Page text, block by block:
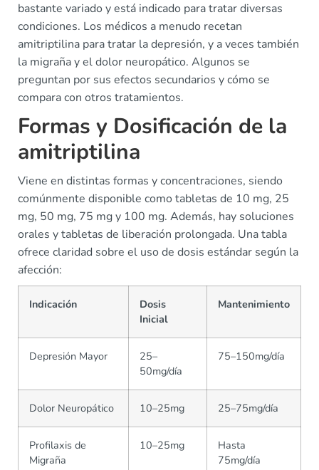
bastante variado y está indicado para tratar diversas
condiciones. Los médicos a menudo recetan
amitriptilina para tratar la depresión, y a veces también
la migraña y el dolor neuropático. Algunos se
preguntan por sus efectos secundarios y cómo se
compara con otros tratamientos.
Formas y Dosificación de la
amitriptilina
Viene en distintas formas y concentraciones, siendo
comúnmente disponible como tabletas de 10 mg, 25
mg, 50 mg, 75 mg y 100 mg. Además, hay soluciones
orales y tabletas de liberación prolongada. Una tabla
ofrece claridad sobre el uso de dosis estándar según la
afección:
Indicación
Dosis
Inicial
Mantenimiento
Depresión Mayor
25–
50mg/día
75–150mg/día
Dolor Neuropático 10–25mg 25–75mg/día
Profilaxis de
Migraña
10–25mg
Hasta
75mg/día